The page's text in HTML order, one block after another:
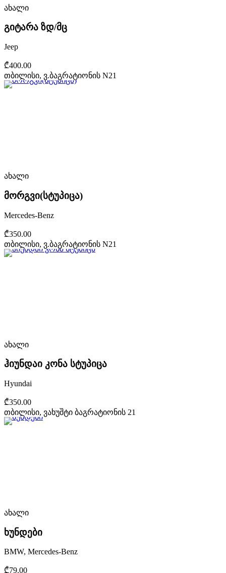
ახალი
გიტარა ზდ/მც
Jeep
₾400.00
თბილისი, ვ.ბაგრატიონის N21
ახალი
მორგვი(სტუპიცა)
Mercedes-Benz
₾350.00
თბილისი, ვ.ბაგრატიონის N21
ახალი
ჰიუნდაი კონა სტუპიცა
Hyundai
₾350.00
თბილისი, ვახუშტი ბაგრატიონის 21
ახალი
ხუნდები
BMW, Mercedes-Benz
₾79.00